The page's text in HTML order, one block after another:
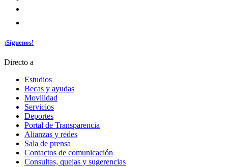
¡Síguenos!
Directo a
Estudios
Becas y ayudas
Movilidad
Servicios
Deportes
Portal de Transparencia
Alianzas y redes
Sala de prensa
Contactos de comunicación
Consultas, quejas y sugerencias